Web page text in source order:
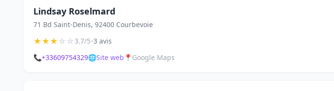
Lindsay Roselmard
71 Bd Saint-Denis, 92400 Courbevoie
★★★☆☆3.7/5•3 avis
📞+33609754329🌐Site web 📍 Google Maps